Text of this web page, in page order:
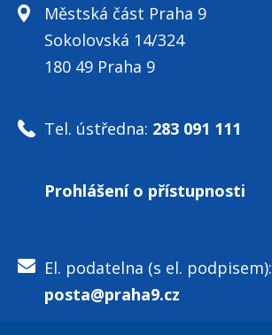
Městská část Praha 9
Sokolovská 14/324
180 49 Praha 9
Tel. ústředna: 283 091 111
Prohlášení o přístupnosti
El. podatelna (s el. podpisem):
posta@praha9.cz